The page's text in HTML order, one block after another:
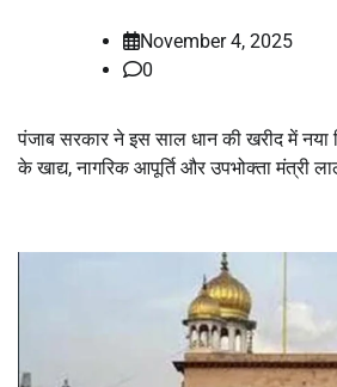
November 4, 2025
0
पंजाब सरकार ने इस साल धान की खरीद में नया
के खाद्य, नागरिक आपूर्ति और उपभोक्ता मंत्री